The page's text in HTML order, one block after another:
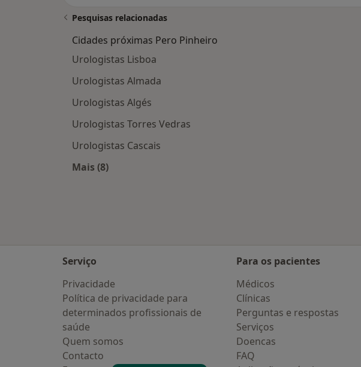
Pesquisas relacionadas
Cidades próximas Pero Pinheiro
Urologistas Lisboa
Urologistas Almada
Urologistas Algés
Urologistas Torres Vedras
Urologistas Cascais
Mais (8)
Serviço
Privacidade
Política de privacidade para
determinados profissionais de
saúde
Quem somos
Contacto
Para os pacientes
Médicos
Clínicas
Perguntas e respostas
Serviços
Doencas
FAQ